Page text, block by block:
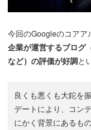
今回のGoogleのコアア
企業が運営するブログ
など）の評価が好調と
良くも悪くも大鉈を
デートにより、コン
にかく背景にあるも